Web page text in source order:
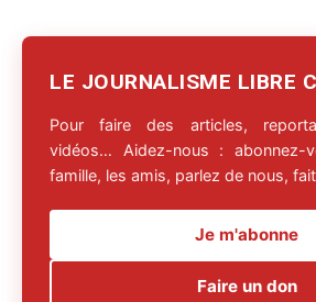
LE JOURNALISME LIBRE
Pour faire des articles,
vidéos… Aidez-nous : abonnez-
famille, les amis, parlez de nous,
Je m'abonne
Faire un don